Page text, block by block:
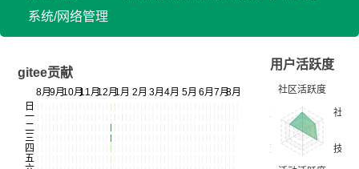
系统/网络管理
gitee贡献
用户活跃度